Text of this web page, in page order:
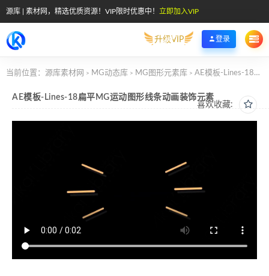
源库 | 素材网，精选优质资源！VIP限时优惠中！ 立即加入VIP
升级VIP 登录
当前位置： 源库素材网 > MG动态库 > MG图形元素库 > AE模板-Lines-18扁平MG运动图形线条动画装饰元素
喜欢收藏:
AE模板-Lines-18扁平MG运动图形线条动画装饰元素